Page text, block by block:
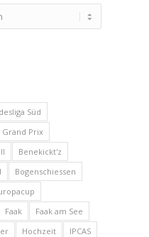
Süd
Grand Prix
Benekickt'z
Bogenschiessen
Faak
Faak am See
Hochzeit
IPCAS